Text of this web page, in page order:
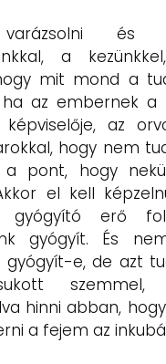
varázsolni és
a
mit mond a
ha az embernek
az
hogy nem
pont, hogy
el kell
gyógyító erő
gyógyít. És
gyógyít-e, de azt
szemmel,
hinni abban,
a fejem az